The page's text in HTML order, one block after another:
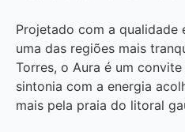
Projetado com a qualidade
uma das regiões mais
Torres, o Aura é um
sintonia com a energia
mais pela praia do litoral